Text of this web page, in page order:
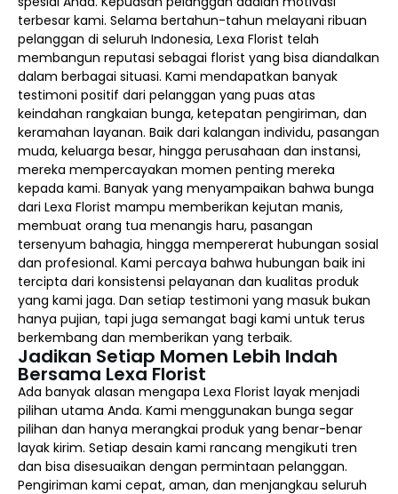
terbesar kami. Selama bertahun-tahun melayani ribuan
pelanggan di seluruh Indonesia, Lexa Florist telah
membangun reputasi sebagai florist yang bisa diandalkan
dalam berbagai situasi. Kami mendapatkan banyak
testimoni positif dari pelanggan yang puas atas
keindahan rangkaian bunga, ketepatan pengiriman, dan
keramahan layanan. Baik dari kalangan individu, pasangan
muda, keluarga besar, hingga perusahaan dan instansi,
mereka mempercayakan momen penting mereka
kepada kami. Banyak yang menyampaikan bahwa bunga
dari Lexa Florist mampu memberikan kejutan manis,
membuat orang tua menangis haru, pasangan
tersenyum bahagia, hingga mempererat hubungan sosial
dan profesional. Kami percaya bahwa hubungan baik ini
tercipta dari konsistensi pelayanan dan kualitas produk
yang kami jaga. Dan setiap testimoni yang masuk bukan
hanya pujian, tapi juga semangat bagi kami untuk terus
berkembang dan memberikan yang terbaik.
Jadikan Setiap Momen Lebih Indah
Bersama Lexa Florist
Ada banyak alasan mengapa Lexa Florist layak menjadi
pilihan utama Anda. Kami menggunakan bunga segar
pilihan dan hanya merangkai produk yang benar-benar
layak kirim. Setiap desain kami rancang mengikuti tren
dan bisa disesuaikan dengan permintaan pelanggan.
Pengiriman kami cepat, aman, dan menjangkau seluruh